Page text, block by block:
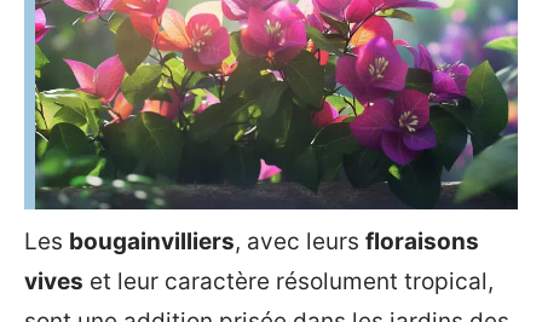
Les bougainvilliers, avec leurs floraisons
vives et leur caractère résolument tropical,